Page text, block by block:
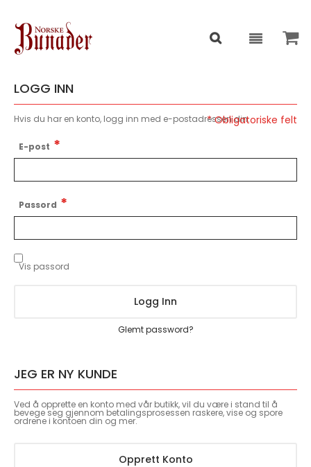
LOGG INN
Hvis du har en konto, logg inn med e-postadressen din.
E-post
Passord
Vis passord
Logg Inn
Glemt password?
JEG ER NY KUNDE
Ved å opprette en konto med vår butikk, vil du være i stand til å
bevege seg gjennom betalingsprosessen raskere, vise og spore
ordrene i kontoen din og mer.
Opprett Konto